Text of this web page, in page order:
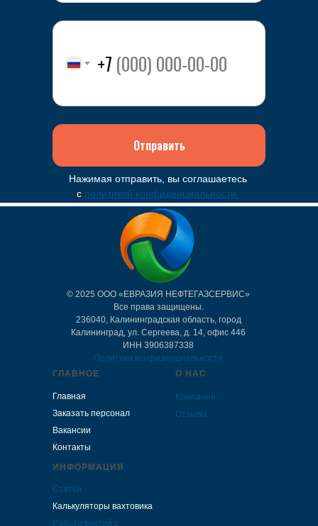
+7
Отправить
Нажимая отправить, вы соглашаетесь
с политикой конфиденциальности.
ГЛАВНОЕ
Главная
Заказать персонал
Вакансии
Контакты
О НАС
Компания
Отзывы
ИНФОРМАЦИЯ
Статьи
Калькуляторы вахтовика
Работа вахтой с
© 2025 ООО «ЕВРАЗИЯ НЕФТЕГАЗСЕРВИС»
Все права защищены.
236040, Калининградская область, город
Калининград, ул. Сергеева, д. 14, офис 446
ИНH 3906387338
Политика конфиденциальности